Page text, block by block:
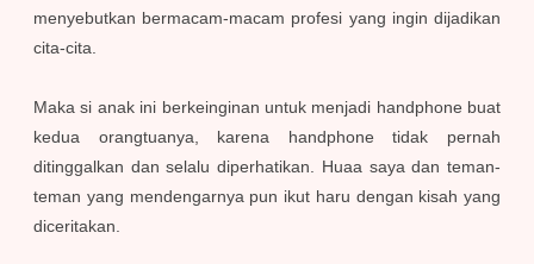
menyebutkan bermacam-macam profesi yang ingin dijadikan
cita-cita.
Maka si anak ini berkeinginan untuk menjadi handphone buat
kedua orangtuanya, karena handphone tidak pernah
ditinggalkan dan selalu diperhatikan. Huaa saya dan teman-
teman yang mendengarnya pun ikut haru dengan kisah yang
diceritakan.